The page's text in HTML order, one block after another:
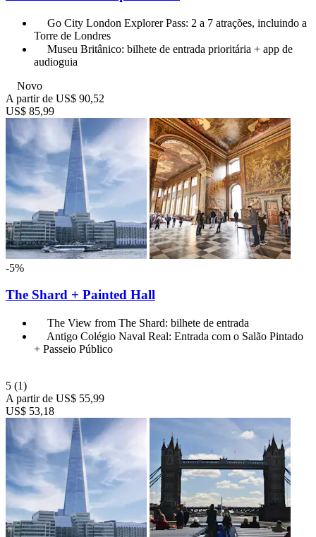
Go City London Explorer Pass: 2 a 7 atrações, incluindo a
Torre de Londres
Museu Britânico: bilhete de entrada prioritária + app de
audioguia
Novo
A partir de US$ 90,52
US$ 85,99
-5%
The Shard + Painted Hall
The View from The Shard: bilhete de entrada
Antigo Colégio Naval Real: Entrada com o Salão Pintado
+ Passeio Público
5 (1)
A partir de US$ 55,99
US$ 53,18